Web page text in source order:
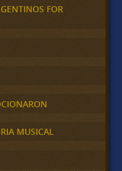
FOR
MUSICAL